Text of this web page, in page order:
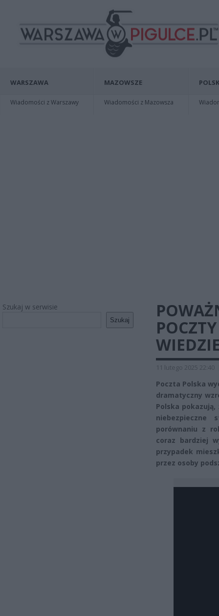
WARSZAWA
Wiadomości z Warszawy
MAZOWSZE
Wiadomości z Mazowsza
Szukaj w serwisie
Szukaj
11 lutego 2025 22:40
Poczta Polska
dramatyczny
Polska
porównaniu z
coraz bardziej
przypadek
przez osoby